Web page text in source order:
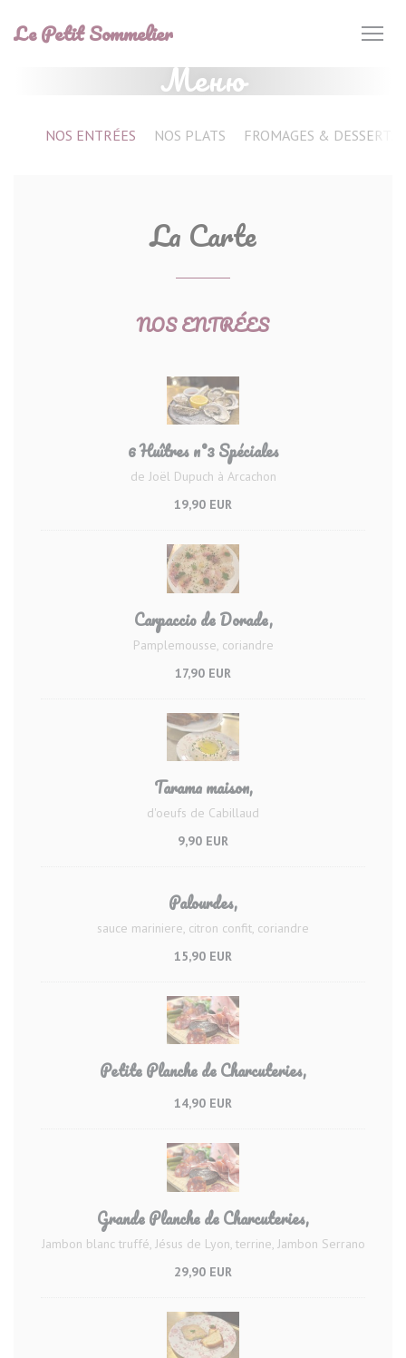
Le Petit Sommelier
Меню
NOS ENTRÉES NOS PLATS FROMAGES & DESSERTS
La Carte
NOS ENTRÉES
6 Huîtres n°3 Spéciales
de Joël Dupuch à Arcachon
19,90 EUR
Carpaccio de Dorade,
Pamplemousse, coriandre
17,90 EUR
Tarama maison,
d'oeufs de Cabillaud
9,90 EUR
Palourdes,
sauce mariniere, citron confit, coriandre
15,90 EUR
Petite Planche de Charcuteries,
14,90 EUR
Grande Planche de Charcuteries,
Jambon blanc truffé, Jésus de Lyon, terrine, Jambon Serrano
29,90 EUR